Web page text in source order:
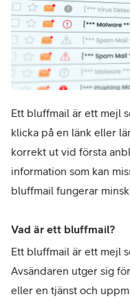
Ett bluffmail är ett mejl
klicka på en länk eller
korrekt ut vid första
information som kan
bluffmail fungerar
Vad är ett bluffmail?
Ett bluffmail är ett mejl
Avsändaren utger sig
eller en tjänst och